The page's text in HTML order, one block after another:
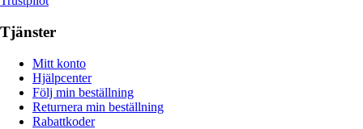
Tjänster
Mitt konto
Hjälpcenter
Följ min beställning
Returnera min beställning
Rabattkoder